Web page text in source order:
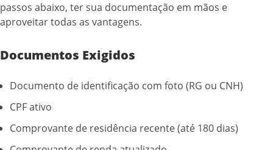
passos abaixo, ter sua documentação em mãos e
aproveitar todas as vantagens.
Documentos Exigidos
Documento de identificação com foto (RG ou CNH)
CPF ativo
Comprovante de residência recente (até 180 dias)